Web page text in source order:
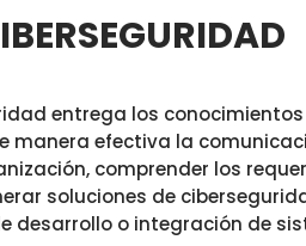
entrega los
manera efectiva la
comprender los
soluciones de
desarrollo o integración de